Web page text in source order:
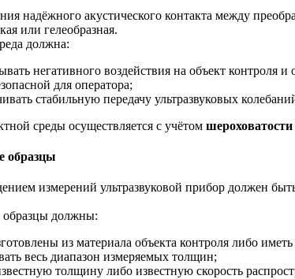
надёжного акустического контакта между
или гелеобразная.
должна:
негативного воздействия на объект контроля и
для оператора;
стабильную передачу ультразвуковых
среды осуществляется с учётом шероховатости
образцы
измерений ультразвуковой прибор должен
образцы должны:
из материала объекта контроля либо
весь диапазон измеряемых толщин;
толщину либо известную скорость